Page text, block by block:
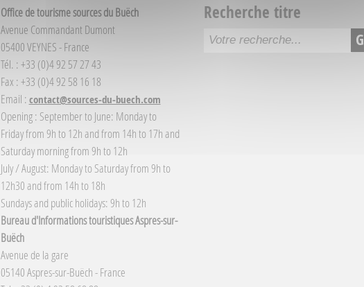
Office de tourisme sources du Buëch
Avenue Commandant Dumont
05400 VEYNES - France
Tél. : +33 (0)4 92 57 27 43
Fax : +33 (0)4 92 58 16 18
Email :contact@sources-du-buech.com
Opening : September to June: Monday to
Friday from 9h to 12h and from 14h to 17h and
Saturday morning from 9h to 12h
July / August: Monday to Saturday from 9h to
12h30 and from 14h to 18h
Sundays and public holidays: 9h to 12h
Bureau d'Informations touristiques Aspres-sur-
Buëch
Avenue de la gare
05140 Aspres-sur-Buëch - France
Recherche titre